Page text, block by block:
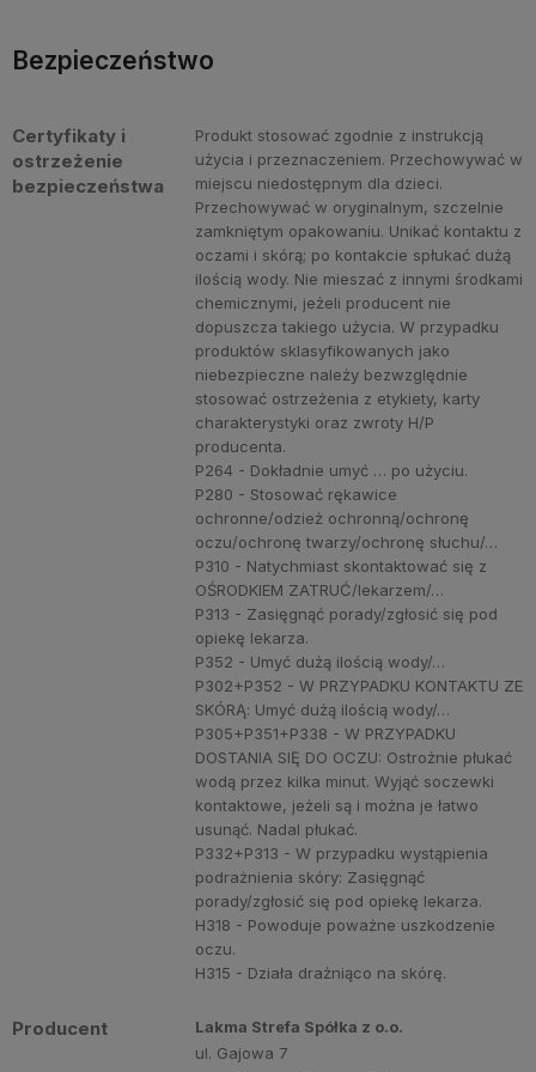
Bezpieczeństwo
Certyfikaty i
ostrzeżenie
bezpieczeństwa
Produkt stosować zgodnie z instrukcją
użycia i przeznaczeniem. Przechowywać w
miejscu niedostępnym dla dzieci.
Przechowywać w oryginalnym, szczelnie
zamkniętym opakowaniu. Unikać kontaktu z
oczami i skórą; po kontakcie spłukać dużą
ilością wody. Nie mieszać z innymi środkami
chemicznymi, jeżeli producent nie
dopuszcza takiego użycia. W przypadku
produktów sklasyfikowanych jako
niebezpieczne należy bezwzględnie
stosować ostrzeżenia z etykiety, karty
charakterystyki oraz zwroty H/P
producenta.
P264 - Dokładnie umyć … po użyciu.
P280 - Stosować rękawice
ochronne/odzież ochronną/ochronę
oczu/ochronę twarzy/ochronę słuchu/…
P310 - Natychmiast skontaktować się z
OŚRODKIEM ZATRUĆ/lekarzem/…
P313 - Zasięgnąć porady/zgłosić się pod
opiekę lekarza.
P352 - Umyć dużą ilością wody/…
P302+P352 - W PRZYPADKU KONTAKTU ZE
SKÓRĄ: Umyć dużą ilością wody/…
P305+P351+P338 - W PRZYPADKU
DOSTANIA SIĘ DO OCZU: Ostrożnie płukać
wodą przez kilka minut. Wyjąć soczewki
kontaktowe, jeżeli są i można je łatwo
usunąć. Nadal płukać.
P332+P313 - W przypadku wystąpienia
podrażnienia skóry: Zasięgnąć
porady/zgłosić się pod opiekę lekarza.
H318 - Powoduje poważne uszkodzenie
oczu.
H315 - Działa drażniąco na skórę.
Producent
Lakma Strefa Spółka z o.o.
ul. Gajowa 7